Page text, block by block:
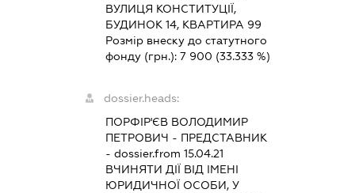
ВУЛИЦЯ КОНСТИТУЦІЇ,
БУДИНОК 14, КВАРТИРА 99
Розмір внеску до статутного
фонду (грн.):7 900 (33.333 %)
dossier.heads:
ПОРФІР'ЄВ ВОЛОДИМИР
ПЕТРОВИЧ - ПРЕДСТАВНИК
- dossier.from 15.04.21
ВЧИНЯТИ ДІЇ ВІД ІМЕНІ
ЮРИДИЧНОЇ ОСОБИ, У